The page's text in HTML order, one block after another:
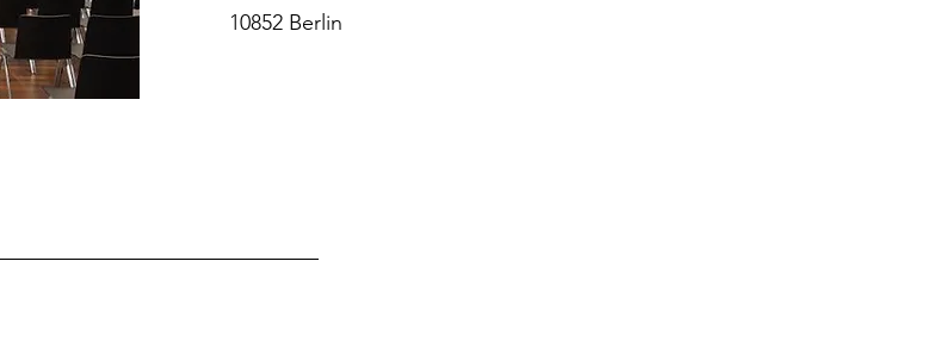
10852 Berlin